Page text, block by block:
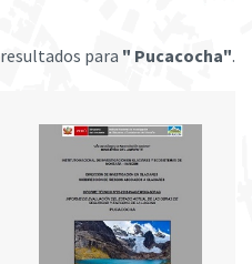
resultados para " Pucacocha".